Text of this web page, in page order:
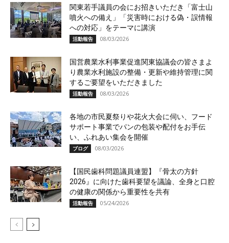
関東若手議員の会にお招きいただき「富士山
噴火への備え」「災害時における偽・誤情報
への対応」をテーマに講演
活動報告 08/03/2026
国営農業水利事業促進関東協議会の皆さまよ
り農業水利施設の整備・更新や維持管理に関
するご要望をいただきました
活動報告 08/03/2026
各地の市民夏祭りや花火大会に伺い、フード
サポート事業でパンの包装や配付をお手伝
い、ふれあい集会を開催
ブログ 08/03/2026
【国民歯科問題議員連盟】『骨太の方針
2026』に向けた歯科要望を議論、全身と口腔
の健康の関係から重要性を共有
活動報告 05/24/2026